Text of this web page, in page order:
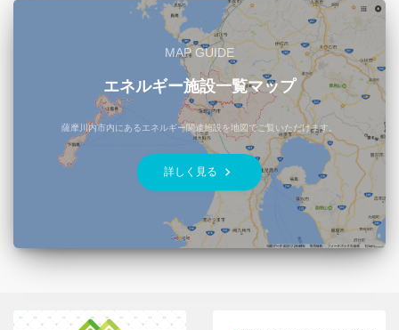
MAP GUIDE
エネルギー施設一覧マップ
薩摩川内市内にあるエネルギー関連施設を地図でご覧いただけます。
詳しく見る keyboard_arrow_right